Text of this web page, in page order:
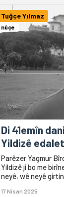
Tuğçe Yılmaz
nûçe
Di 41emîn
Yildizê
Parêzer Yagmur
Yildizê ji bo me
neyê, wê neyê
17 Nîsan 2025